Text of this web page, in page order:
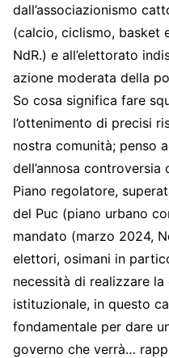
dall’associazionismo
(calcio, ciclismo, basket
NdR.) e all’elettorato
azione moderata della
So cosa significa fare
l’ottenimento di precisi
nostra comunità; penso
dell’annosa
Piano regolatore,
del Puc (piano urbano
mandato (marzo 2024,
elettori, osimani in
necessità di realizzare
istituzionale, in questo
fondamentale per dare
governo che verrà…